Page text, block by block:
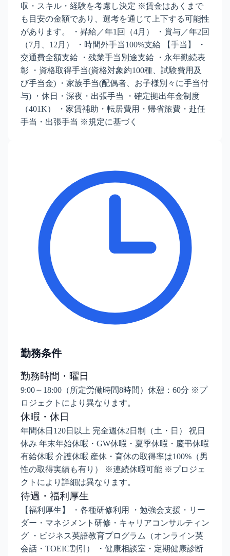
収・スキル・経験を考慮し決定 ※賃金はあくまで
も目安の金額であり、選考を通じて上下する可能性
があります。 ・昇給／年1回（4月） ・賞与／年2回
（7月、12月） ・時間外手当100%支給 【手当】 ・
交通費全額支給 ・残業手当別途支給 ・永年勤続表
彰 ・資格取得手当(資格対象約100種、試験費用及
び手当金) ・家族手当(配偶者、お子様別々に手当付
与) ・休日・深夜・出張手当 ・確定拠出年金制度
（401K） ・家賃補助・転居費用・帰省旅費・赴任
手当・出張手当 ※規定に基づく
勤務条件
勤務時間・曜日
9:00～18:00（所定労働時間8時間）休憩：60分 ※プ
ロジェクトにより異なります。
休暇・休日
年間休日120日以上 完全週休2日制（土・日） 祝日
休み 年末年始休暇・GW休暇・夏季休暇・慶弔休暇
有給休暇 介護休暇 産休・育休の取得率は100%（男
性の取得実績も有り） ※連続休暇可能 ※プロジェ
クトにより詳細は異なります。
待遇・福利厚生
【福利厚生】 ・各種研修利用 ・勉強会支援・リー
ダー・マネジメント研修・キャリアコンサルティン
グ ・ビジネス英語教育プログラム（オンライン英
会話・TOEIC割引） ・健康相談室・定期健康診断